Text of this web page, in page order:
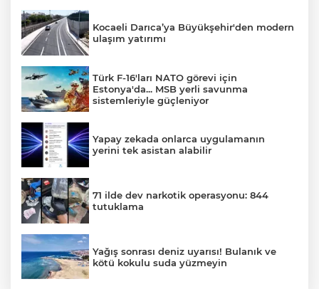
Kocaeli Darıca’ya Büyükşehir'den modern
ulaşım yatırımı
Türk F-16'ları NATO görevi için
Estonya'da... MSB yerli savunma
sistemleriyle güçleniyor
Yapay zekada onlarca uygulamanın
yerini tek asistan alabilir
71 ilde dev narkotik operasyonu: 844
tutuklama
Yağış sonrası deniz uyarısı! Bulanık ve
kötü kokulu suda yüzmeyin